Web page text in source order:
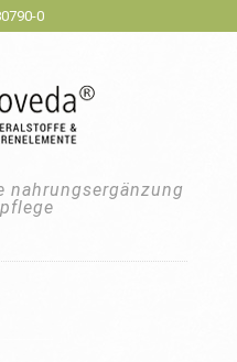
nahrungsergänzung
0